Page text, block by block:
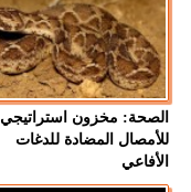
الصحة: مخزون استراتيجي
للأمصال المضادة للدغات
الأفاعي